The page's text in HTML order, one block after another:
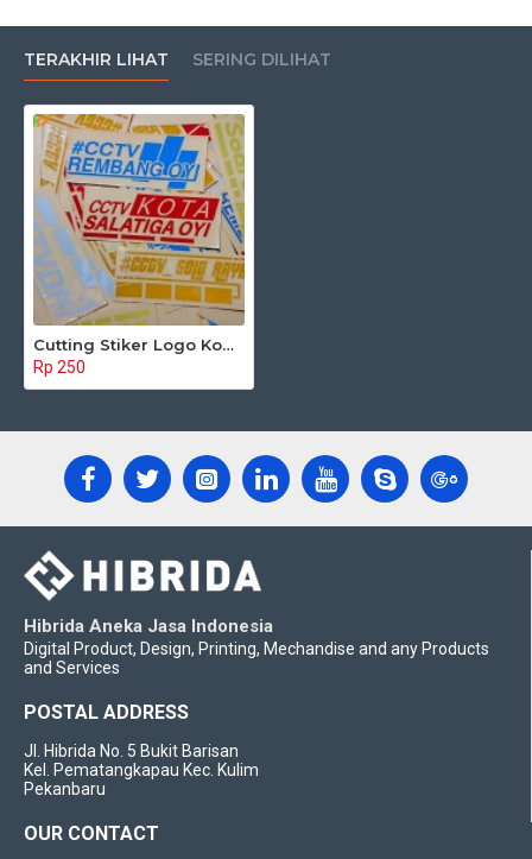
TERAKHIR LIHAT SERING DILIHAT
Cutting Stiker Logo Komunitas
Rp 250
Hibrida Aneka Jasa Indonesia
Digital Product, Design, Printing, Mechandise and any Products
and Services
POSTAL ADDRESS
Jl. Hibrida No. 5 Bukit Barisan
Kel. Pematangkapau Kec. Kulim
Pekanbaru
OUR CONTACT